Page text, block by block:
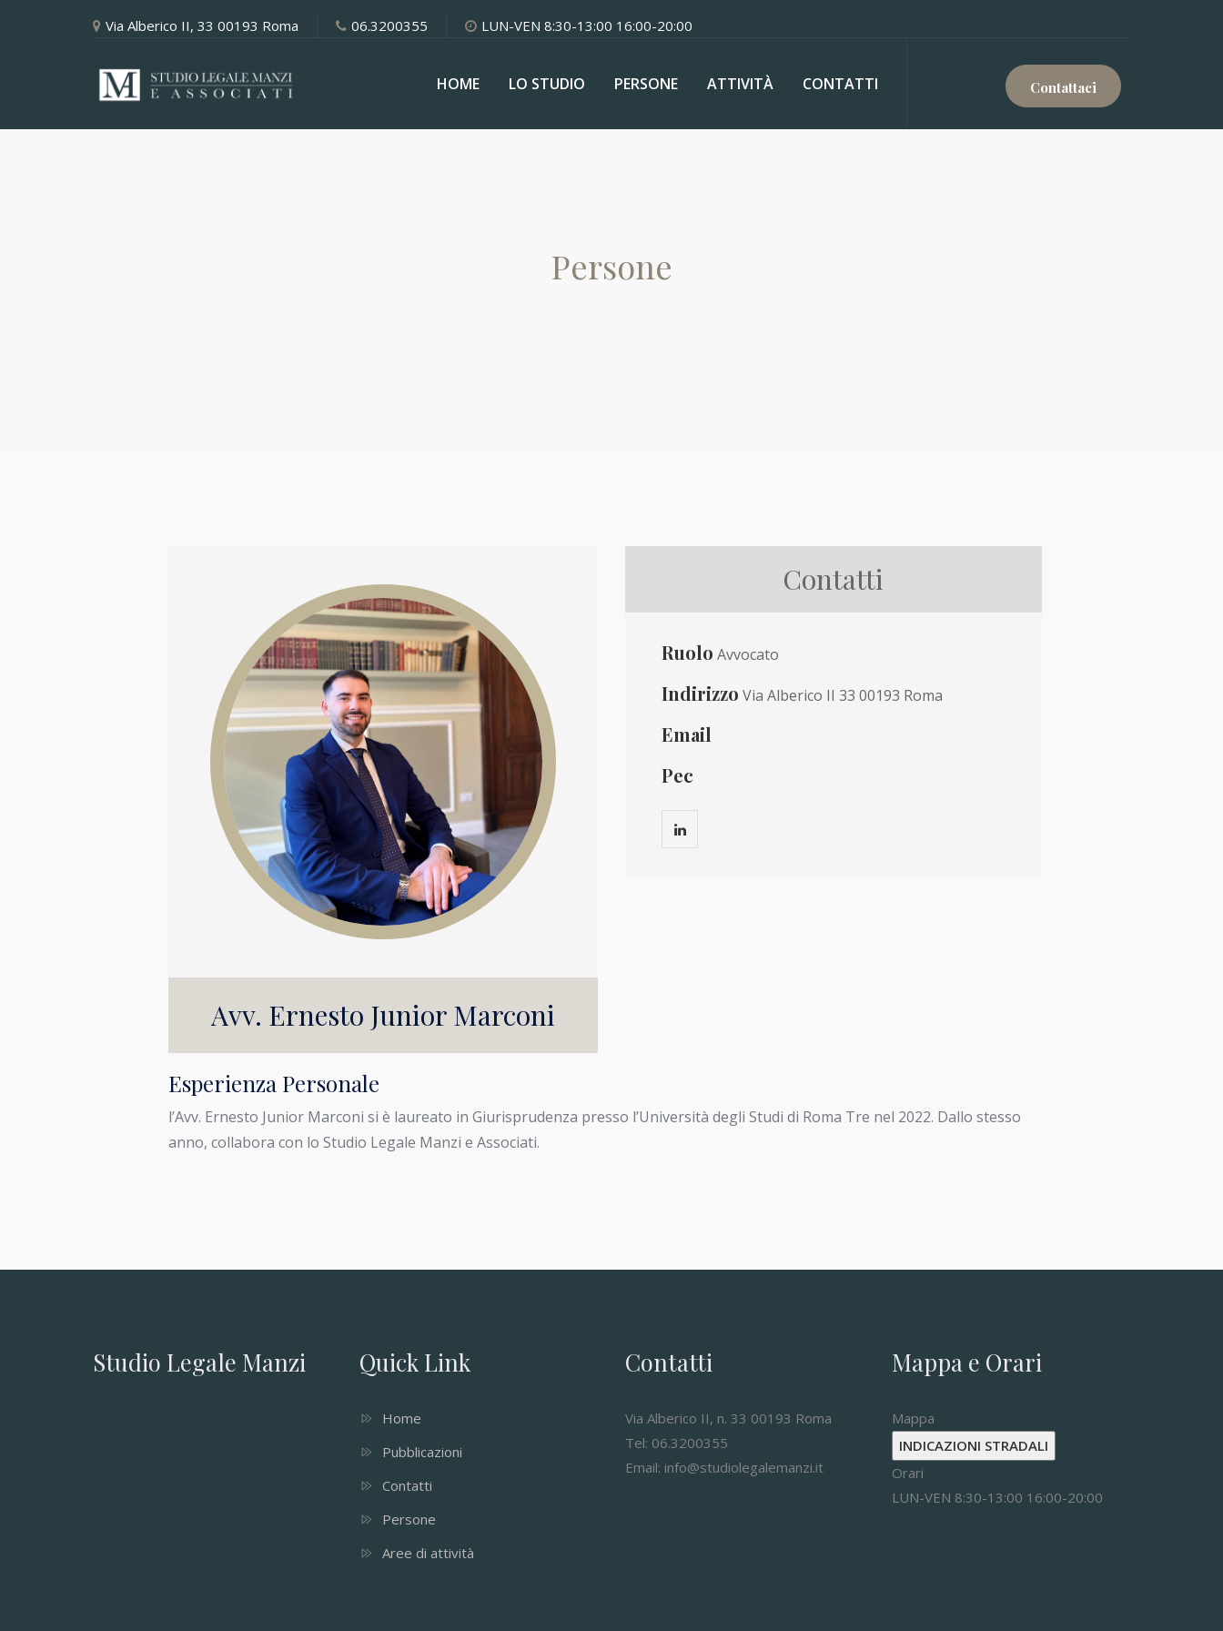
Via Alberico II, 33 00193 Roma 06.3200355 LUN-VEN 8:30-13:00 16:00-20:00
HOME LO STUDIO PERSONE ATTIVITÀ CONTATTI Contattaci
Persone
Avv. Ernesto Junior Marconi
Contatti
Ruolo Avvocato
Indirizzo Via Alberico II 33 00193 Roma
Email
Pec
Esperienza Personale
l’Avv. Ernesto Junior Marconi si è laureato in Giurisprudenza presso l’Università degli Studi di Roma Tre nel 2022. Dallo stesso
anno, collabora con lo Studio Legale Manzi e Associati.
Studio Legale Manzi Quick Link
Home
Pubblicazioni
Contatti
Persone
Aree di attività
Contatti
Via Alberico II, n. 33 00193 Roma
Tel: 06.3200355
Email: info@studiolegalemanzi.it
Mappa e Orari
Mappa
INDICAZIONI STRADALI
Orari
LUN-VEN 8:30-13:00 16:00-20:00